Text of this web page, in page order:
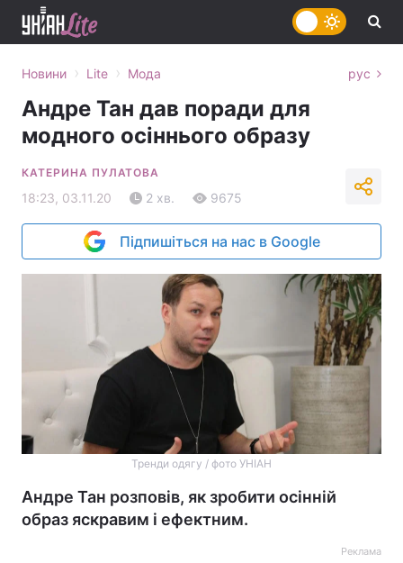
Новини › Lite › Мода рус
Андре Тан дав поради для
модного осіннього образу
КАТЕРИНА ПУЛАТОВА
18:23, 03.11.20 2 хв. 9675
Підпишіться на нас в Google
Тренди одягу / фото УНІАН
Андре Тан розповів, як зробити осінній
образ яскравим і ефектним.
Реклама